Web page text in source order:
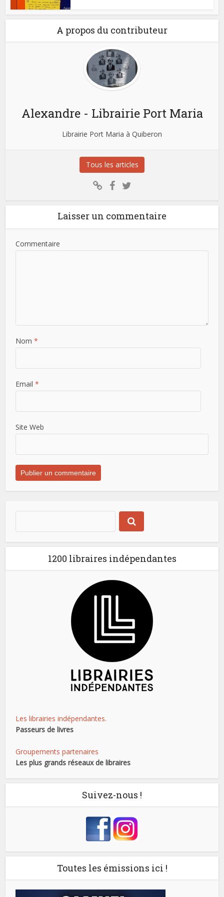
A propos du contributeur
Alexandre - Librairie Port Maria
Librairie Port Maria à Quiberon
Tous les articles
Laisser un commentaire
Commentaire
Nom *
Email *
Site Web
1200 libraires indépendantes
Les librairies indépendantes.
Passeurs de livres
Groupements partenaires
Les plus grands réseaux de libraires
Suivez-nous !
Toutes les émissions ici !